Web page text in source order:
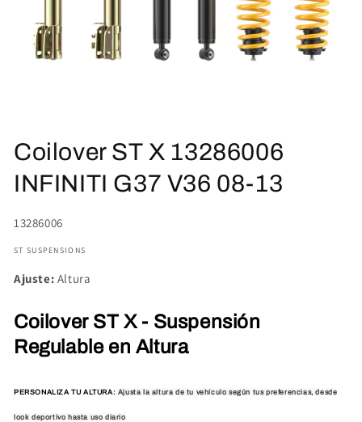
multimedia
1
en
una
Coilover ST X 13286006
INFINITI G37 V36 08-13
SKU:
13286006
ST SUSPENSIONS
Ajuste: Altura
Coilover ST X - Suspensión
Regulable en Altura
PERSONALIZA TU ALTURA: Ajusta la altura de tu vehículo según tus preferencias, desde
look deportivo hasta uso diario